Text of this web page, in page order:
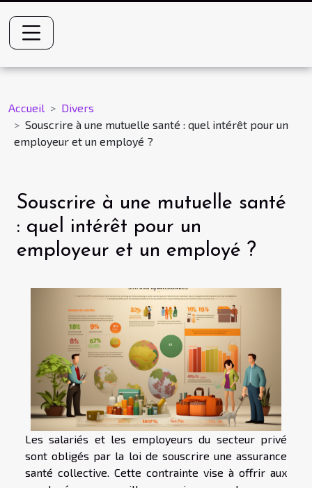
Accueil
Divers
Souscrire à une mutuelle santé : quel intérêt pour un
employeur et un employé ?
Souscrire à une mutuelle santé
: quel intérêt pour un
employeur et un employé ?
Les salariés et les employeurs du secteur privé
sont obligés par la loi de souscrire une assurance
santé collective. Cette contrainte vise à offrir aux